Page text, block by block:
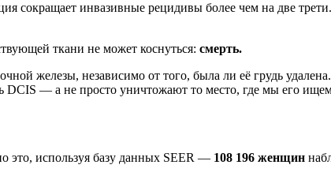
сокращает инвазивные рецидивы более чем на две
ткани не может коснуться: смерть.
железы, независимо от того, была ли её грудь
DCIS — а не просто уничтожают то место, где мы его
это, используя базу данных SEER — 108 196 женщин